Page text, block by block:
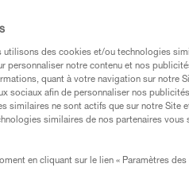
Plaquette d'amarrage en
extérieurs traditionnels.
Trouvez un revendeur
utilisons des cookies et/ou technologies
personnaliser notre contenu et nos
quant à votre navigation sur notre
sociaux afin de personnaliser nos
similaires ne sont actifs que sur notre Site
similaires de nos partenaires vous
en cliquant sur le lien « Paramètres